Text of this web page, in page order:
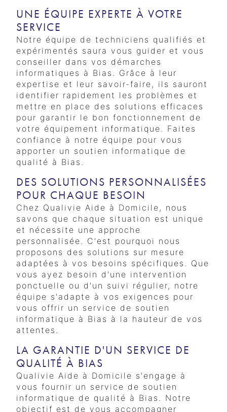
UNE ÉQUIPE EXPERTE À VOTRE
SERVICE
Notre équipe de techniciens qualifiés et
expérimentés saura vous guider et vous
conseiller dans vos démarches
informatiques à Bias. Grâce à leur
expertise et leur savoir-faire, ils sauront
identifier rapidement les problèmes et
mettre en place des solutions efficaces
pour garantir le bon fonctionnement de
votre équipement informatique. Faites
confiance à notre équipe pour vous
apporter un soutien informatique de
qualité à Bias.
DES SOLUTIONS PERSONNALISÉES
POUR CHAQUE BESOIN
Chez Qualivie Aide à Domicile, nous
savons que chaque situation est unique
et nécessite une approche
personnalisée. C'est pourquoi nous
proposons des solutions sur mesure
adaptées à vos besoins spécifiques. Que
vous ayez besoin d'une intervention
ponctuelle ou d'un suivi régulier, notre
équipe s'adapte à vos exigences pour
vous offrir un service de soutien
informatique à Bias à la hauteur de vos
attentes.
LA GARANTIE D'UN SERVICE DE
QUALITÉ À BIAS
Qualivie Aide à Domicile s'engage à
vous fournir un service de soutien
informatique de qualité à Bias. Notre
objectif est de vous accompagner